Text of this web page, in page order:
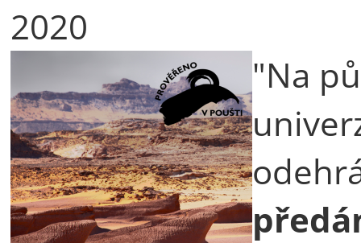
2020
"Na